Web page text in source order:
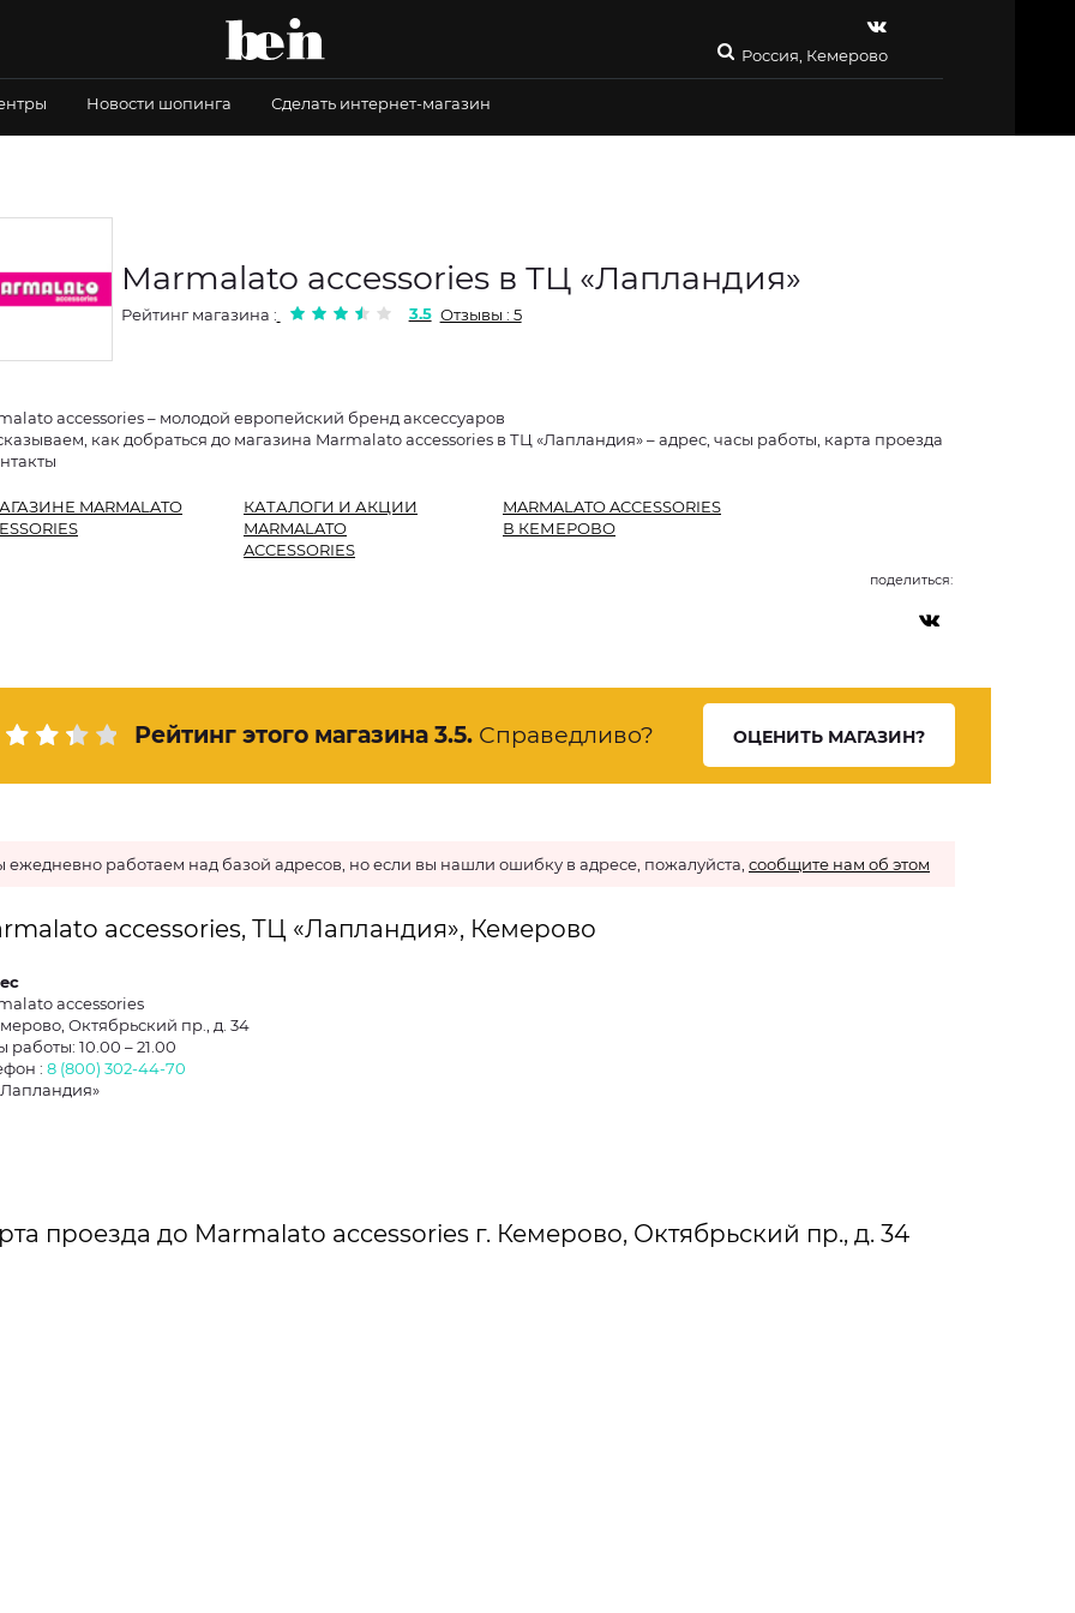
Россия, Кемерово
Новости шопинга Сделать интернет-магазин
Marmalato accessories в ТЦ «Лапландия»
Рейтинг магазина : 3.5 Отзывы : 5
accessories – молодой европейский бренд аксессуаров
как добраться до магазина Marmalato accessories в ТЦ «Лапландия» – адрес, часы работы, карта проезда
MARMALATO
КАТАЛОГИ И АКЦИИ
MARMALATO
ACCESSORIES
MARMALATO ACCESSORIES
В КЕМЕРОВО
поделиться:
Рейтинг этого магазина 3.5. Справедливо? ОЦЕНИТЬ МАГАЗИН?
ежедневно работаем над базой адресов, но если вы нашли ошибку в адресе, пожалуйста, сообщите нам об этом
accessories, ТЦ «Лапландия», Кемерово
accessories
Октябрьский пр., д. 34
работы: 10.00 – 21.00
: 8 (800) 302-44-70
проезда до Marmalato accessories г. Кемерово, Октябрьский пр., д. 34